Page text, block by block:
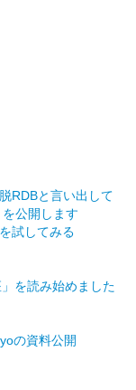
RDBと言い出して
公開します
試してみる
を読み始めました
の資料公開